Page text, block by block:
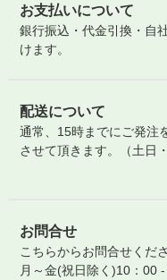
お支払いについて
銀行振込・代金引換・自
けます。
配送について
通常、15時までにご発注
させて頂きます。（土日
お問合せ
こちらからお問合せくだ
月～金(祝日除く)10：00